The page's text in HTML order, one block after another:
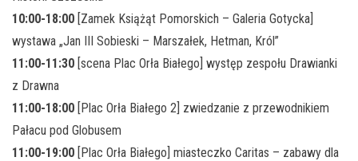
10:00-18:00 [Zamek Książąt Pomorskich – Galeria Gotycka]
wystawa „Jan III Sobieski – Marszałek, Hetman, Król”
11:00-11:30 [scena Plac Orła Białego] występ zespołu Drawianki
z Drawna
11:00-18:00 [Plac Orła Białego 2] zwiedzanie z przewodnikiem
Pałacu pod Globusem
11:00-19:00 [Plac Orła Białego] miasteczko Caritas – zabawy dla